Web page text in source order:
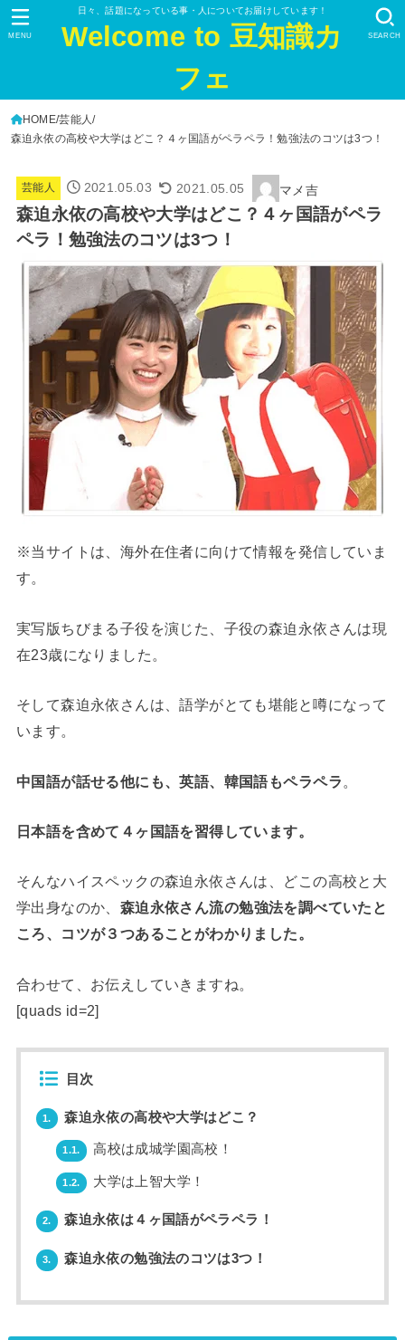
日々、話題になっている事・人についてお届けしています！
Welcome to 豆知識カ
フェ
SEARCH
MENU
HOME 芸能人
森迫永依の高校や大学はどこ？４ヶ国語がペラペラ！勉強法のコツは3つ！
芸能人 2021.05.03 2021.05.05 マメ吉
森迫永依の高校や大学はどこ？４ヶ国語がペラ
ペラ！勉強法のコツは3つ！
※当サイトは、海外在住者に向けて情報を発信していま
す。
実写版ちびまる子役を演じた、子役の森迫永依さんは現
在23歳になりました。
そして森迫永依さんは、語学がとても堪能と噂になって
います。
中国語が話せる他にも、英語、韓国語もペラペラ
日本語を含めて４ヶ国語を習得しています。
そんなハイスペックの森迫永依さんは、どこの高校と大
学出身なのか、 森迫永依さん流の勉強法を調べていたと
ころ、コツが３つあることがわかりました。
合わせて、お伝えしていきますね。
[quads id=2]
目次
1. 森迫永依の高校や大学はどこ？
1.1. 高校は成城学園高校！
1.2. 大学は上智大学！
2. 森迫永依は４ヶ国語がペラペラ！
3. 森迫永依の勉強法のコツは3つ！